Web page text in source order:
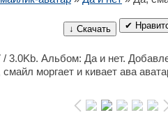
↓ Скачать ✔
/ 3.0Kb. Альбом: Да и нет.
смайл моргает и кивает ава